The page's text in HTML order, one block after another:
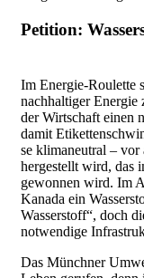
Petition:
Im Energie-Roulette
nachhaltiger Energie
der Wirtschaft einen
damit
se klimaneutral – vor
hergestellt wird, das
gewonnen wird. Im
Kanada ein
Wasserstoff“, doch
notwendige
Das Münchner